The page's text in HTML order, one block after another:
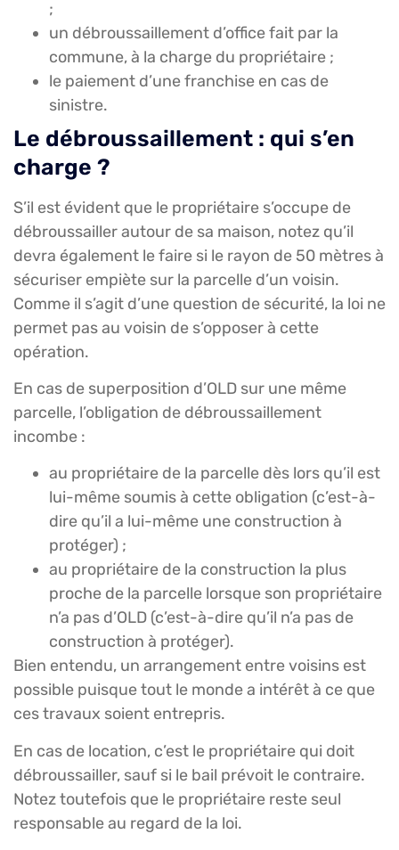
;
un débroussaillement d’office fait par la
commune, à la charge du propriétaire ;
le paiement d’une franchise en cas de
sinistre.
Le débroussaillement : qui s’en
charge ?
S’il est évident que le propriétaire s’occupe de
débroussailler autour de sa maison, notez qu’il
devra également le faire si le rayon de 50 mètres à
sécuriser empiète sur la parcelle d’un voisin.
Comme il s’agit d’une question de sécurité, la loi ne
permet pas au voisin de s’opposer à cette
opération.
En cas de superposition d’OLD sur une même
parcelle, l’obligation de débroussaillement
incombe :
au propriétaire de la parcelle dès lors qu’il est
lui-même soumis à cette obligation (c’est-à-
dire qu’il a lui-même une construction à
protéger) ;
au propriétaire de la construction la plus
proche de la parcelle lorsque son propriétaire
n’a pas d’OLD (c’est-à-dire qu’il n’a pas de
construction à protéger).
Bien entendu, un arrangement entre voisins est
possible puisque tout le monde a intérêt à ce que
ces travaux soient entrepris.
En cas de location, c’est le propriétaire qui doit
débroussailler, sauf si le bail prévoit le contraire.
Notez toutefois que le propriétaire reste seul
responsable au regard de la loi.